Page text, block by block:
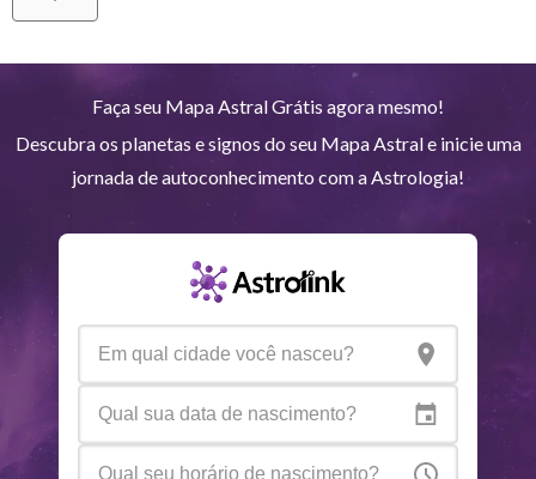
Vênus
Saturno Ari 14° 38
Netuno Ari 4°10
Plutão Aqu 4
Faça seu Mapa Astral Grátis agora mesmo!
Descubra os planetas e signos do seu Mapa Astral e inicie uma
jornada de autoconhecimento com a Astrologia!